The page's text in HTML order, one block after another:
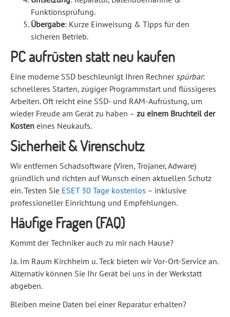
Funktionsprüfung.
Übergabe: Kurze Einweisung & Tipps für den
sicheren Betrieb.
PC aufrüsten statt neu kaufen
Eine moderne SSD beschleunigt Ihren Rechner spürbar:
schnelleres Starten, zügiger Programmstart und flüssigeres
Arbeiten. Oft reicht eine SSD- und RAM-Aufrüstung, um
wieder Freude am Gerät zu haben – zu einem Bruchteil der
Kosten eines Neukaufs.
Sicherheit & Virenschutz
Wir entfernen Schadsoftware (Viren, Trojaner, Adware)
gründlich und richten auf Wunsch einen aktuellen Schutz
ein. Testen Sie ESET 30 Tage kostenlos – inklusive
professioneller Einrichtung und Empfehlungen.
Häufige Fragen (FAQ)
Kommt der Techniker auch zu mir nach Hause?
Ja. Im Raum Kirchheim u. Teck bieten wir Vor-Ort-Service an.
Alternativ können Sie Ihr Gerät bei uns in der Werkstatt
abgeben.
Bleiben meine Daten bei einer Reparatur erhalten?